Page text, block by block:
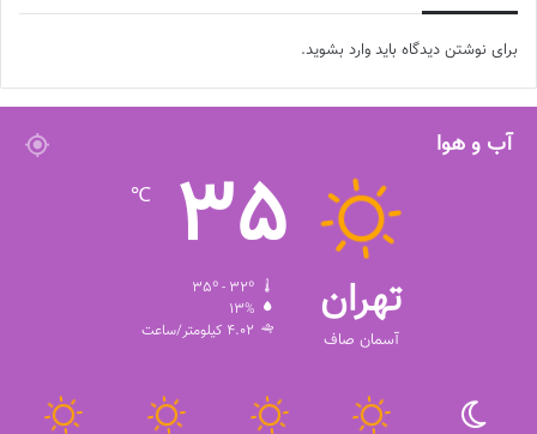
برای نوشتن دیدگاه باید وارد بشوید.
آب و هوا
تهران
آسمان صاف
35
℃
13%
4.02 کیلومتر/ساعت